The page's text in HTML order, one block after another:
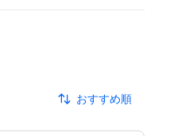
おすすめ順